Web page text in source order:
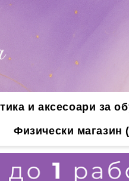
и аксесоари за
Физически магазин